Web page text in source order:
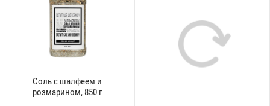
Соль с шалфеем и
розмарином, 850 г